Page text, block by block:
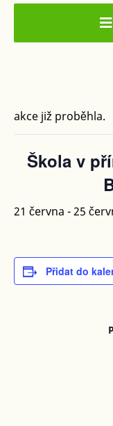
akce již proběhla.
Škola v
21 června -25
Přidat do